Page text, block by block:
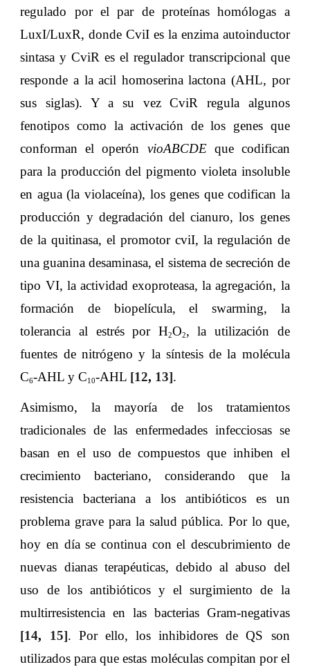
regulado por el par de proteínas homólogas a
LuxI/LuxR, donde CviI es la enzima autoinductor
sintasa y CviR es el regulador transcripcional que
responde a la acil homoserina lactona (AHL, por
sus siglas). Y a su vez CviR regula algunos
fenotipos como la activación de los genes que
conforman el operón vioABCDEque codifican
para la producción del pigmento violeta insoluble
en agua (la violaceína), los genes que codifican la
producción y degradación del cianuro, los genes
de la quitinasa, el promotor cviI, la regulación de
una guanina desaminasa, el sistema de secreción de
tipo VI, la actividad exoproteasa, la agregación, la
formación de biopelícula, el swarming, la
tolerancia al estrés por H2O2, la utilización de
fuentes de nitrógeno y la síntesis de la molécula
C6-AHL y C10-AHL [12, 13].
Asimismo, la mayoría de los tratamientos
tradicionales de las enfermedades infecciosas se
basan en el uso de compuestos que inhiben el
crecimiento bacteriano, considerando que la
resistencia bacteriana a los antibióticos es un
problema grave para la salud pública. Por lo que,
hoy en día se continua con el descubrimiento de
nuevas dianas terapéuticas, debido al abuso del
uso de los antibióticos y el surgimiento de la
multirresistencia en las bacterias Gram-negativas
[14, 15]. Por ello, los inhibidores de QS son
utilizados para que estas moléculas compitan por el